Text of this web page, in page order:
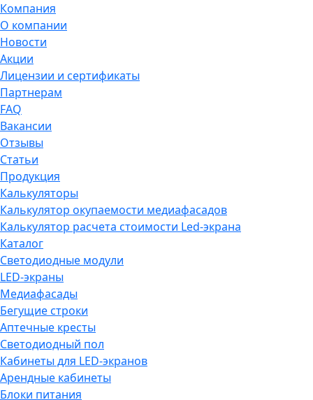
Компания
О компании
Новости
Акции
Лицензии и сертификаты
Партнерам
FAQ
Вакансии
Отзывы
Статьи
Продукция
Калькуляторы
Калькулятор окупаемости медиафасадов
Калькулятор расчета стоимости Led-экрана
Каталог
Светодиодные модули
LED-экраны
Медиафасады
Бегущие строки
Аптечные кресты
Светодиодный пол
Кабинеты для LED-экранов
Арендные кабинеты
Блоки питания